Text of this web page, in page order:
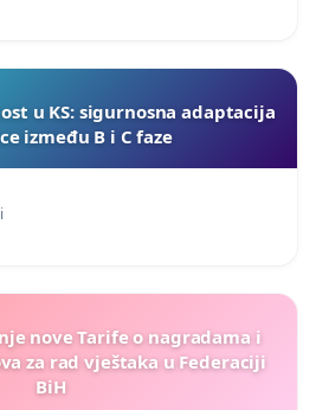
u KS: sigurnosna adaptacija
između B i C faze
nove Tarife o nagradama i
za rad vještaka u Federaciji
BiH